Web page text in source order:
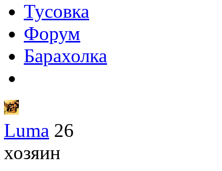
Тусовка
Форум
Барахолка
Luma 26
хозяин